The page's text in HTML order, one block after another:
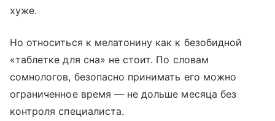
хуже.
Но относиться к мелатонину как к безобидной
«таблетке для сна» не стоит. По словам
сомнологов, безопасно принимать его можно
ограниченное время — не дольше месяца без
контроля специалиста.